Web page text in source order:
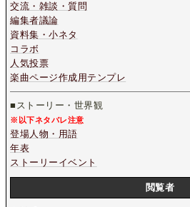
交流・雑談・質問
編集者議論
資料集・小ネタ
コラボ
人気投票
楽曲ページ作成用テンプレ
■ストーリー・世界観
※以下ネタバレ注意
登場人物・用語
年表
ストーリーイベント
閲覧者